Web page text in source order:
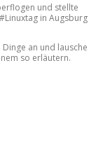
und stellte
in Augsburg
an und lausche
so erläutern.